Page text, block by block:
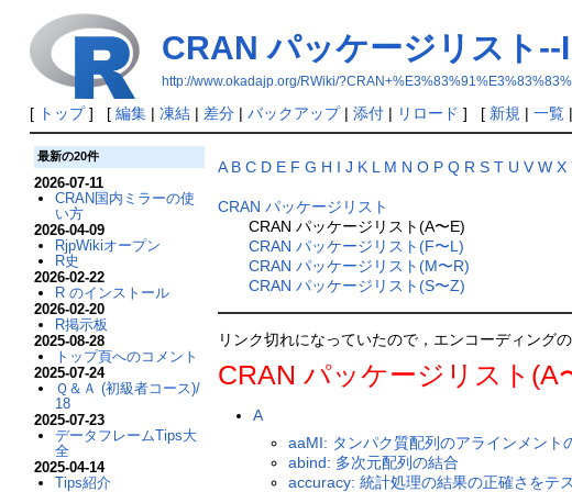
CRAN パッケージリスト--I
http://www.okadajp.org/RWiki/
[ トップ] [ 編集| 凍結| 差分| バックアップ| 添付| リロード ] [ 新規 | 一覧|
A B C D E F G H I J K L M N O P Q R S T U V W X
CRAN パッケージリスト
CRAN パッケージリスト(A〜E)
CRAN パッケージリスト(F〜L)
CRAN パッケージリスト(M〜R)
CRAN パッケージリスト(S〜Z)
リンク切れになっていたので，エンコーディング
CRAN パッケージリスト(A
A
aaMI: タンパク質配列のアラインメント
abind: 多次元配列の結合
accuracy: 統計処理の結果の正確さをテ
最新の20件
2026-07-11
CRAN国内ミラーの使
い方
2026-04-09
RjpWikiオープン
R史
2026-02-22
R のインストール
2026-02-20
R掲示板
2025-08-28
トップ頁へのコメント
2025-07-24
Ｑ＆Ａ (初級者コース)/
18
2025-07-23
データフレームTips大
全
2025-04-14
Tips紹介